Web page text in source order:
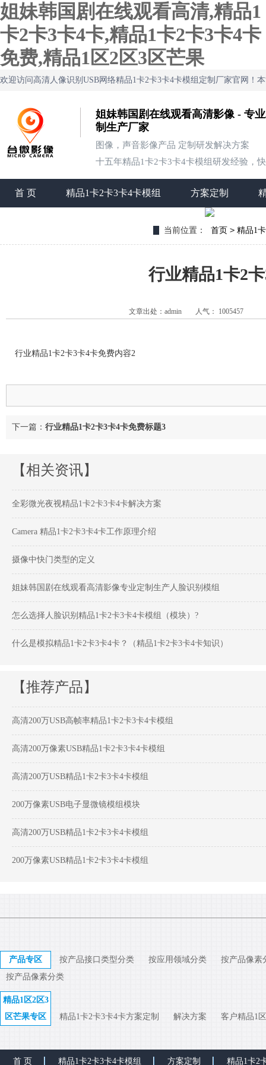
姐妹韩国剧在线观看高清,精品1
卡2卡3卡4卡,精品1卡2卡3卡4卡
免费,精品1区2区3区芒果
欢迎访问高清人像识别USB网络精品1卡2卡3卡4卡模组定制厂家官网！
姐妹韩国剧在线观看高清影像 - 专
制生产厂家
图像，声音影像产品 定制研发解决方案
十五年精品1卡2卡3卡4卡模组研发经验，快
首 页 精品1卡2卡3卡4卡模组 方案定制
当前位置： 首页 > 精品1
行业精品1卡2
文章出处：admin 人气： 1005457
行业精品1卡2卡3卡4卡免费内容2
下一篇： 行业精品1卡2卡3卡4卡免费标题3
【相关资讯】
全彩微光夜视精品1卡2卡3卡4卡解决方案
Camera 精品1卡2卡3卡4卡工作原理介绍
摄像中快门类型的定义
姐妹韩国剧在线观看高清影像专业定制生产人脸识别模组
怎么选择人脸识别精品1卡2卡3卡4卡模组（模块）?
什么是模拟精品1卡2卡3卡4卡？（精品1卡2卡3卡4卡知识）
【推荐产品】
高清200万USB高帧率精品1卡2卡3卡4卡模组
高清200万像素USB精品1卡2卡3卡4卡模组
高清200万USB精品1卡2卡3卡4卡模组
200万像素USB电子显微镜模组模块
高清200万USB精品1卡2卡3卡4卡模组
200万像素USB精品1卡2卡3卡4卡模组
产品专区 按产品接口类型分类 按应用领域分类
按产品像素
按产品像素分类
精品1区2区3
区芒果专区
精品1卡2卡3卡4卡方案定制 解决方案 客户精品1
首 页 精品1卡2卡3卡4卡模组 方案定制 精品1卡2